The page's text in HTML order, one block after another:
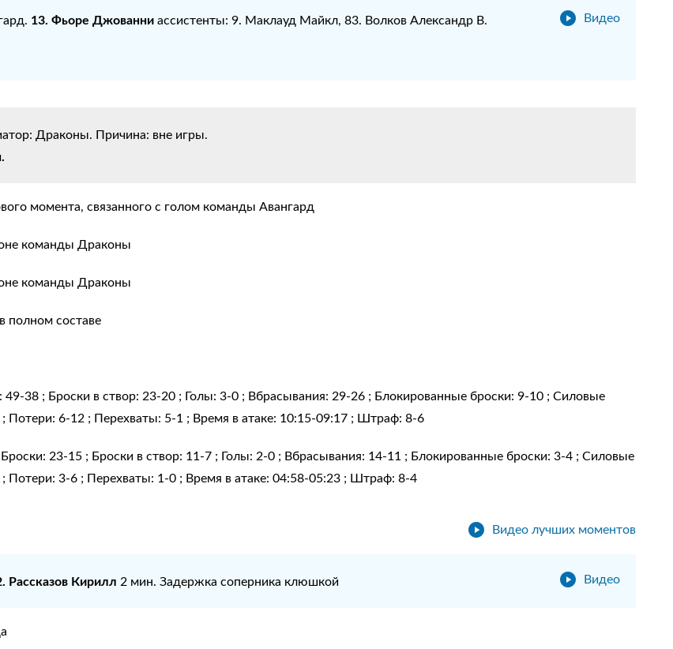
Видео
13. Фьоре Джованниассистенты: 9. Маклауд Майкл, 83. Волков Александр В.
Драконы. Причина: вне игры.
момента, связанного с голом команды Авангард
команды Драконы
команды Драконы
полном составе
49-38 ; Броски в створ: 23-20 ; Голы: 3-0 ; Вбрасывания: 29-26 ; Блокированные броски: 9-10 ; Силовые
6-12 ; Перехваты: 5-1 ; Время в атаке: 10:15-09:17 ; Штраф: 8-6
Броски: 23-15 ; Броски в створ: 11-7 ; Голы: 2-0 ; Вбрасывания: 14-11 ; Блокированные броски: 3-4 ; Силовые
3-6 ; Перехваты: 1-0 ; Время в атаке: 04:58-05:23 ; Штраф: 8-4
Видео лучших моментов
Видео
Рассказов Кирилл 2 мин. Задержка соперника клюшкой